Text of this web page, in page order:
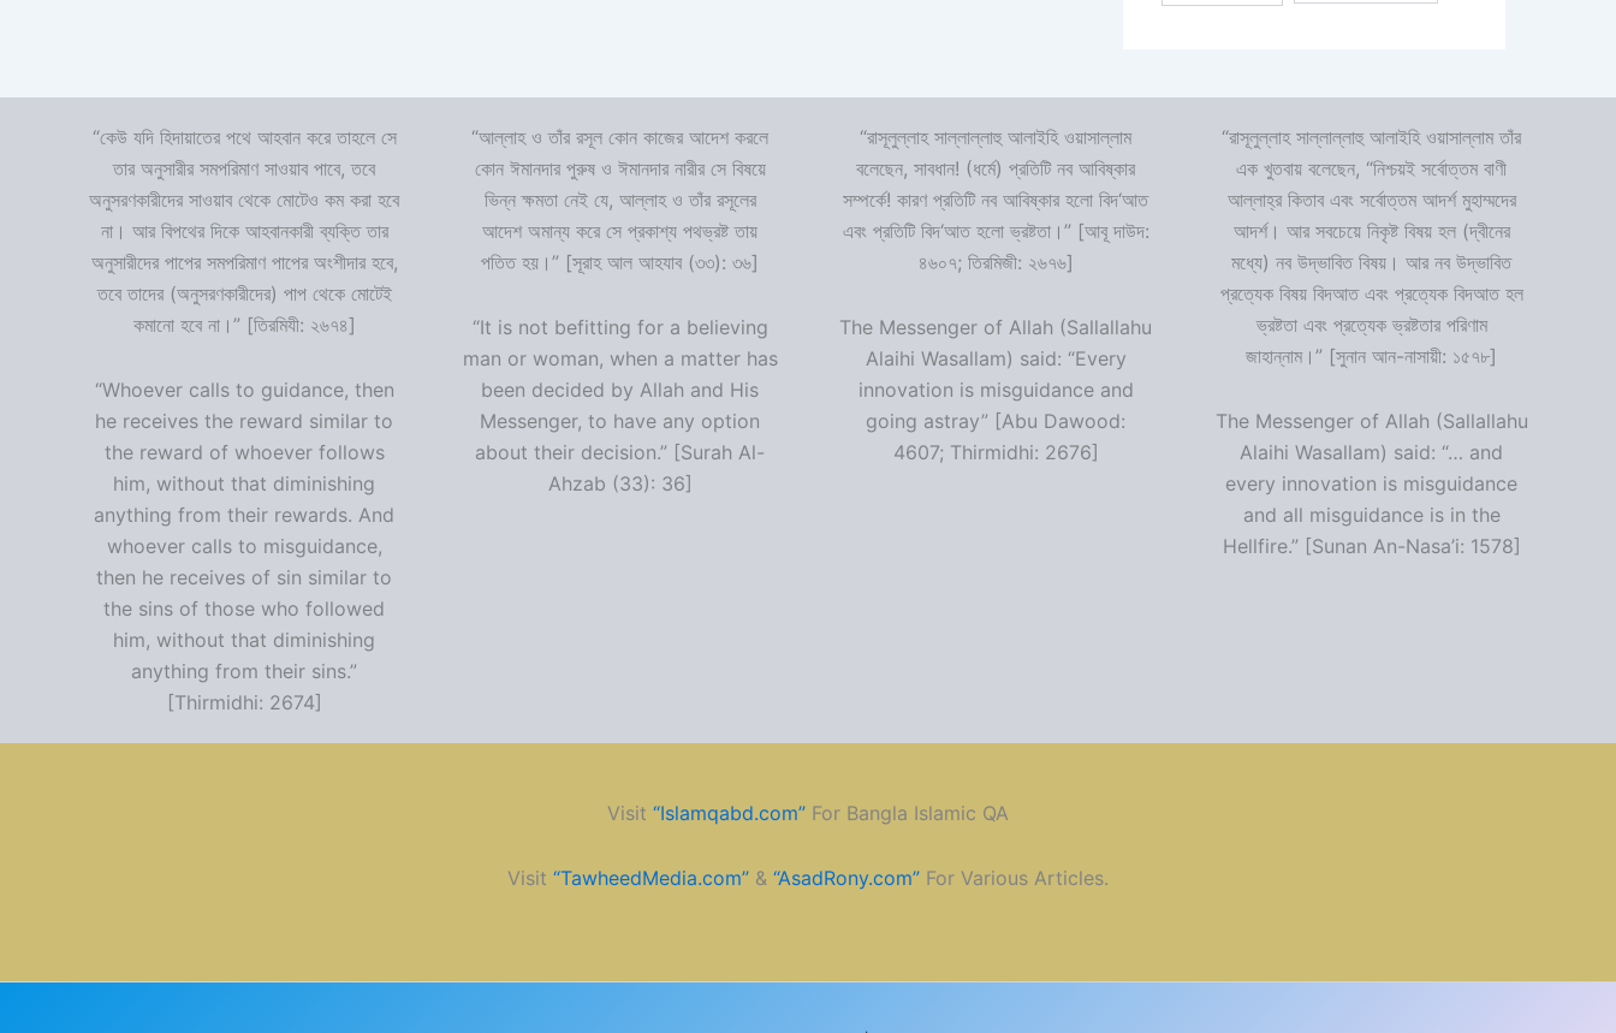
“কেউ যদি হিদায়াতের পথে আহবান করে তাহলে সে
তার অনুসারীর সমপরিমাণ সাওয়াব পাবে, তবে
অনুসরণকারীদের সাওয়াব থেকে মোটেও কম করা হবে
না। আর বিপথের দিকে আহবানকারী ব্যক্তি তার
অনুসারীদের পাপের সমপরিমাণ পাপের অংশীদার হবে,
তবে তাদের (অনুসরণকারীদের) পাপ থেকে মোটেই
কমানো হবে না।” [তিরমিযী: ২৬৭৪]
“Whoever calls to guidance, then
he receives the reward similar to
the reward of whoever follows
him, without that diminishing
anything from their rewards. And
whoever calls to misguidance,
then he receives of sin similar to
the sins of those who followed
him, without that diminishing
anything from their sins.”
[Thirmidhi: 2674]
“আল্লাহ ও তাঁর রসূল কোন কাজের আদেশ করলে
কোন ঈমানদার পুরুষ ও ঈমানদার নারীর সে বিষয়ে
ভিন্ন ক্ষমতা নেই যে, আল্লাহ ও তাঁর রসূলের
আদেশ অমান্য করে সে প্রকাশ্য পথভ্রষ্ট তায়
পতিত হয়।” [সূরাহ আল আহযাব (৩৩): ৩৬]
“It is not befitting for a believing
man or woman, when a matter has
been decided by Allah and His
Messenger, to have any option
about their decision.” [Surah Al-
Ahzab (33): 36]
“রাসূলুল্লাহ সাল্লাল্লাহু আলাইহি ওয়াসাল্লাম
বলেছেন, সাবধান! (ধর্মে) প্রতিটি নব আবিষ্কার
সম্পর্কে! কারণ প্রতিটি নব আবিষ্কার হলো বিদ‘আত
এবং প্রতিটি বিদ‘আত হলো ভ্রষ্টতা।” [আবূ দাউদ:
৪৬০৭; তিরমিজী: ২৬৭৬]
The Messenger of Allah (Sallallahu
Alaihi Wasallam) said: “Every
innovation is misguidance and
going astray” [Abu Dawood:
4607; Thirmidhi: 2676]
“রাসূলুল্লাহ সাল্লাল্লাহু আলাইহি ওয়াসাল্লাম তাঁর
এক খুতবায় বলেছেন, “নিশ্চয়ই সর্বোত্তম বাণী
আল্লাহ্‌র কিতাব এবং সর্বোত্তম আদর্শ মুহাম্মদের
আদর্শ। আর সবচেয়ে নিকৃষ্ট বিষয় হল (দ্বীনের
মধ্যে) নব উদ্ভাবিত বিষয়। আর নব উদ্ভাবিত
প্রত্যেক বিষয় বিদআত এবং প্রত্যেক বিদআত হল
ভ্রষ্টতা এবং প্রত্যেক ভ্রষ্টতার পরিণাম
জাহান্নাম।” [সুনান আন-নাসায়ী: ১৫৭৮]
The Messenger of Allah (Sallallahu
Alaihi Wasallam) said: “… and
every innovation is misguidance
and all misguidance is in the
Hellfire.” [Sunan An-Nasa’i: 1578]
Visit “Islamqabd.com” For Bangla Islamic QA
Visit “TawheedMedia.com” & “AsadRony.com” For Various Articles.